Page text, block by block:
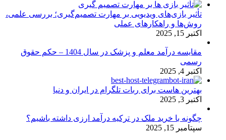
تأثیر بازی‌های ویدیویی بر مهارت تصمیم‌گیری؛ بررسی علمی،
روش‌ها و راهکارهای عملی
اکتبر 15, 2025
مقایسه درآمد معلم و پزشک در سال 1404 – حکم حقوق
رسمی
اکتبر 4, 2025
بهترین هاست برای ربات تلگرام در ایران و دنیا
اکتبر 3, 2025
چگونه با خرید ملک در ترکیه درآمد ارزی داشته باشیم؟
سپتامبر 15, 2025